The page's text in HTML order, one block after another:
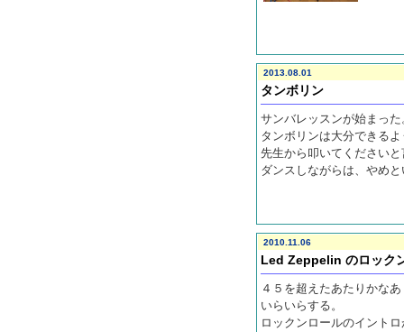
2013.08.01
タンボリン
サンバレッスンが始まった
タンボリンは大分できる
先生から叩いてください
ダンスしながらは、やめ
2010.11.06
Led Zeppelin のロック
４５を超えたあたりかな
いらいらする。
ロックンロールのイント